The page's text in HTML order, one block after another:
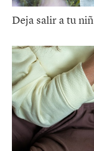
Deja salir a tu